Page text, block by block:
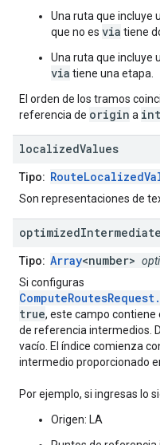
Una ruta que incluye
que no es via tiene
Una ruta que incluye
via tiene una etapa.
El orden de los tramos
referencia de origin a
localizedValues
Tipo:
Son representaciones de
optimizedIntermediate
Tipo: Array<number>
Si configuras
true, este campo
de referencia intermedios.
vacío. El índice comienza
intermedio proporcionado
Por ejemplo, si ingresas lo
Origen: LA